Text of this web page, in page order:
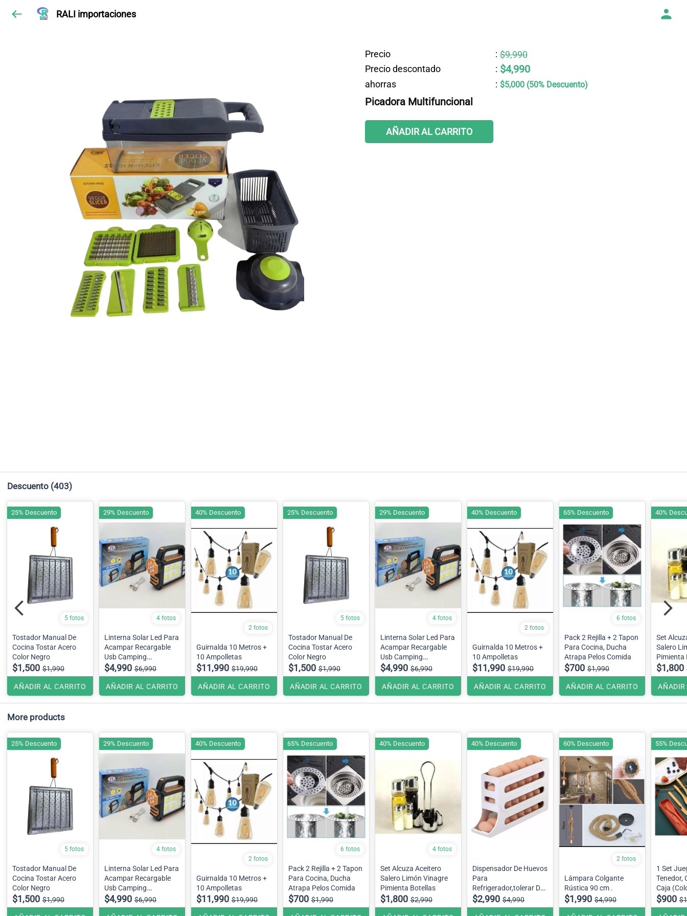
RALI importaciones
Precio : $9,990
Precio descontado
: $4,990
ahorras : $5,000 (50% Descuento)
Picadora Multifuncional
AÑADIR AL CARRITO
Descuento (403)
5 fotos
Tostador Manual De
Cocina Tostar Acero
Color Negro
$1,500 $1,990
AÑADIR AL CARRITO
25% Descuento
4 fotos
Linterna Solar Led Para
Acampar Recargable
Usb Camping
Incluye Power bank
$4,990 $6,990
AÑADIR AL CARRITO
29% Descuento
2 fotos
Guirnalda 10 Metros +
10 Ampolletas
$11,990 $19,990
AÑADIR AL CARRITO
40% Descuento
5 fotos
Tostador Manual De
Cocina Tostar Acero
Color Negro
$1,500 $1,990
AÑADIR AL CARRITO
25% Descuento
4 fotos
Linterna Solar Led Para
Acampar Recargable
Usb Camping
Incluye Power bank
$4,990 $6,990
AÑADIR AL CARRITO
29% Descuento
2 fotos
Guirnalda 10 Metros +
10 Ampolletas
$11,990 $19,990
AÑADIR AL CARRITO
40% Descuento
6 fotos
Pack 2 Rejilla + 2 Tapon
Para Cocina, Ducha
Atrapa Pelos Comida
$700 $1,990
AÑADIR AL CARRITO
65% Descuento
Set
Salero
Pimienta
$1,800
AÑADIR
40%
More products
5 fotos
Tostador Manual De
Cocina Tostar Acero
Color Negro
$1,500 $1,990
25% Descuento
4 fotos
Linterna Solar Led Para
Acampar Recargable
Usb Camping
Incluye Power bank
$4,990 $6,990
29% Descuento
2 fotos
Guirnalda 10 Metros +
10 Ampolletas
$11,990 $19,990
40% Descuento
6 fotos
Pack 2 Rejilla + 2 Tapon
Para Cocina, Ducha
Atrapa Pelos Comida
$700 $1,990
65% Descuento
4 fotos
Set Alcuza Aceitero
Salero Limón Vinagre
Pimienta Botellas
$1,800 $2,990
40% Descuento
Dispensador De Huevos
Para
Refrigerador,tolerar De
30 Huevos
$2,990 $4,990
40% Descuento
2 fotos
Lámpara Colgante
Rústica 90 cm .
$1,990 $4,990
60% Descuento
1 Set
Tenedor,
Caja
$900
55%